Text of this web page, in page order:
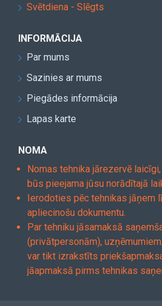
Svētdiena - Slēgts
INFORMĀCIJA
Par mums
Sazinies ar mums
Piegādes informācija
Lapas karte
NOMA
Nomas tehnika jārezervē
būs pieejama jūsu norādītajā
Ierodoties pēc tehnikas jāņem
apliecinošu dokumentu.
Par tehniku jāsamaksā
(privātpersonām),
var tikt izrakstīts
jāapmaksā pirms tehnikas